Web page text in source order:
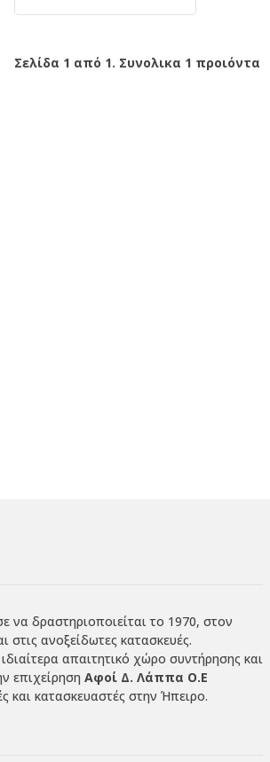
Σελίδα 1 από 1. Συνολικα 1 προιόντα
να δραστηριοποιείται το 1970, στον
στις ανοξείδωτες κατασκευές.
απαιτητικό χώρο συντήρησης και
επιχείρηση Αφοί Δ. Λάππα Ο.Ε
κατασκευαστές στην Ήπειρο.